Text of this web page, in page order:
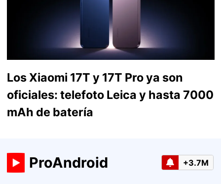
Los Xiaomi 17T y 17T Pro ya son
oficiales: telefoto Leica y hasta 7000
mAh de batería
ProAndroid +3.7M